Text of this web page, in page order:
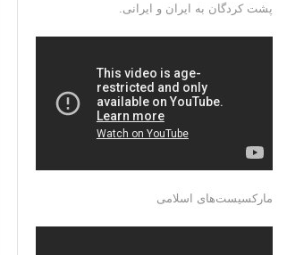
پشت کردگان به ایران و ایرانی.
مارکسیست‌های اسلامی